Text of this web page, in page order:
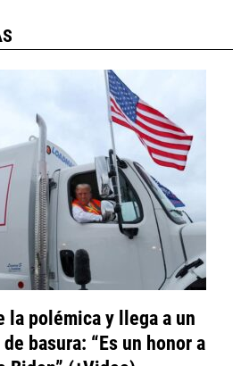
la polémica y llega a un
basura: “Es un honor a